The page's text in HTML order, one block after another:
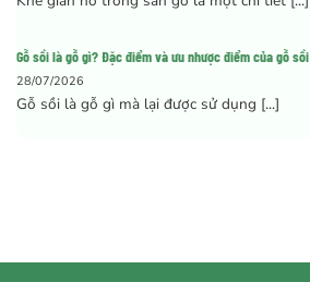
Gỗ sồi là gỗ gì? Đặc điểm và ưu nhược điểm của gỗ sồi
28/07/2026
Gỗ sồi là gỗ gì mà lại được sử dụng [...]